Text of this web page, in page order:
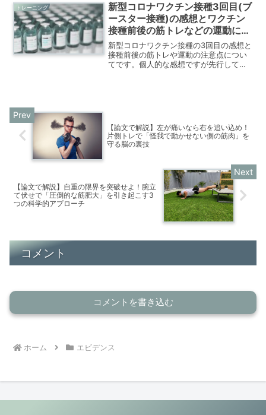
トレーニング
新型コロナワクチン接種3回目(ブ
ースター接種)の感想とワクチン
接種前後の筋トレなどの運動につ
いて
新型コロナワクチン接種の3回目の感想と
接種前後の筋トレや運動の注意点につい
てです。個人的な感想ですが先行して接
【論文で解説】左が痛いなら右を追い込め！
片側トレで「怪我で動かせない側の筋肉」を
守る脳の裏技
【論文で解説】自重の限界を突破せよ！腕立
て伏せで「圧倒的な筋肥大」を引き起こす3
つの科学的アプローチ
コメント
コメントを書き込む
ホーム エビデンス